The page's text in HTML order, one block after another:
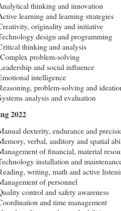
thinking and innovation
learning and learning strategies
originality and initiative
design and programming
thinking and analysis
Complex problem-solving
and social influence
intelligence
problem-solving and
analysis and evaluation
2022
dexterity, endurance and
verbal, auditory and spatial
of financial, material
installation and
writing, math and active
of personnel
control and safety awareness
and time management